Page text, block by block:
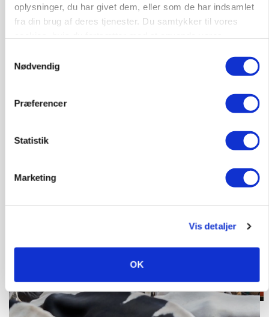
oplysninger, du har givet dem, eller som de har indsamlet
fra din brug af deres tjenester. Du samtykker til vores
Nødvendig
Præferencer
Statistik
Marketing
Vis detaljer
OK
MARKED
Tysk industri trodser energipres og kinesisk